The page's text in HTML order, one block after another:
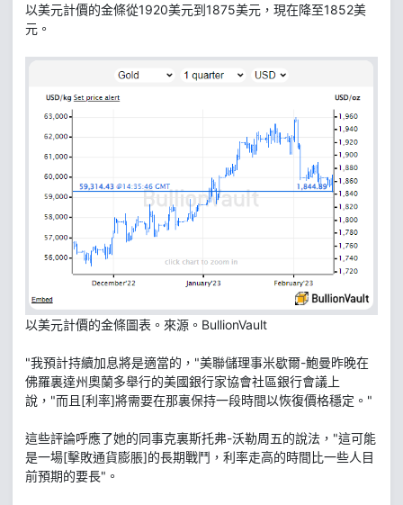
以美元計價的金條從1920美元到1875美元，現在降至1852美
元。
以美元計價的金條圖表。來源。BullionVault
"我預計持續加息將是適當的，"美聯儲理事米歇爾-鮑曼昨晚在
佛羅裏達州奧蘭多舉行的美國銀行家協會社區銀行會議上
說，"而且[利率]將需要在那裏保持一段時間以恢復價格穩定。"
這些評論呼應了她的同事克裏斯托弗-沃勒周五的說法，"這可能
是一場[擊敗通貨膨脹]的長期戰鬥，利率走高的時間比一些人目
前預期的要長"。